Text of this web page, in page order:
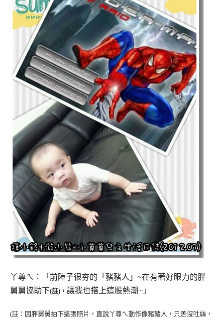
丫尊ㄟ：「前陣子很夯的「豬豬人」~在有著好眼力的胖
舅舅協助下(註)， 讓我也搭上這股熱潮~」
(註：因胖舅舅拍下這張照片，直說丫尊ㄟ動作像豬豬人，只差沒吐絲，